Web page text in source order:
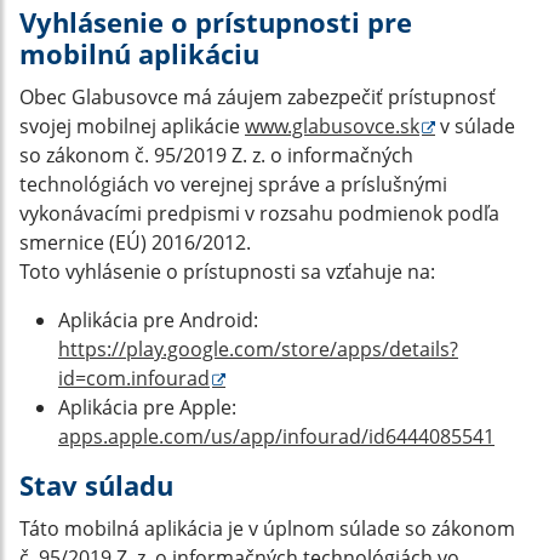
Vyhlásenie o prístupnosti pre
mobilnú aplikáciu
Obec Glabusovce má záujem zabezpečiť prístupnosť
svojej mobilnej aplikáciewww.glabusovce.sk
v súlade
so zákonom č. 95/2019 Z. z. o informačných
technológiách vo verejnej správe a príslušnými
vykonávacími predpismi v rozsahu podmienok podľa
smernice (EÚ) 2016/2012.
Toto vyhlásenie o prístupnosti sa vzťahuje na:
Aplikácia pre Android:
https://play.google.com/store/apps/details?
id=com.infourad
Aplikácia pre Apple:
apps.apple.com/us/app/infourad/id6444085541
Stav súladu
Táto mobilná aplikácia je v úplnom súlade so zákonom